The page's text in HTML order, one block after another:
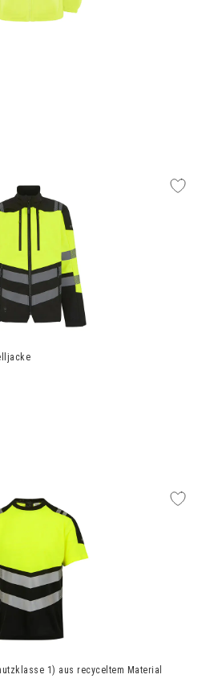
1) aus recyceltem Material